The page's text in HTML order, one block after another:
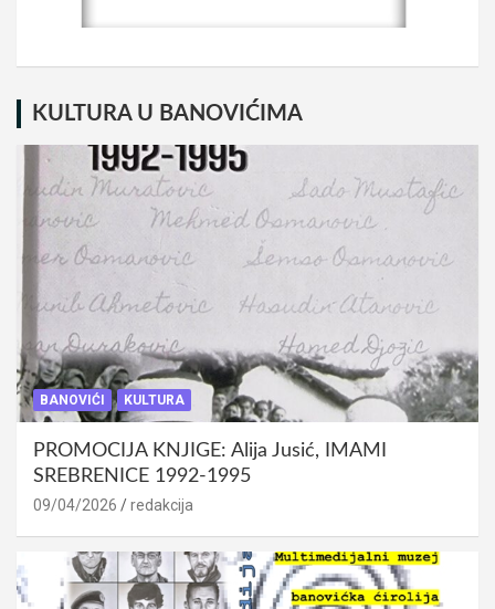
KULTURA U BANOVIĆIMA
BANOVIĆI KULTURA
PROMOCIJA KNJIGE: Alija Jusić, IMAMI
SREBRENICE 1992-1995
09/04/2026 redakcija